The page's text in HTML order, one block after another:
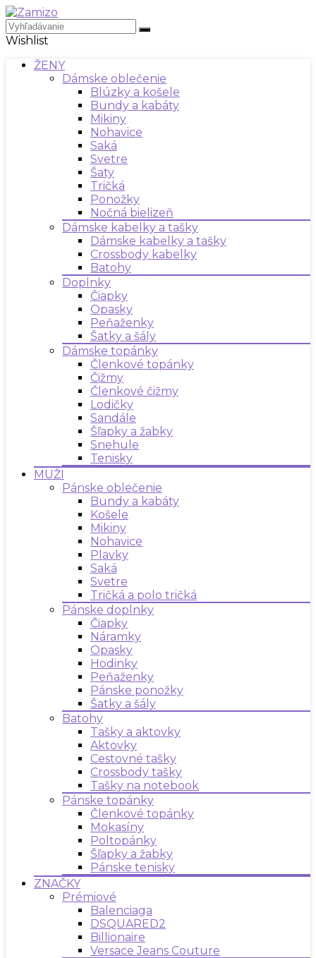
Wishlist
ŽENY
Dámske oblečenie
Blúzky a košele
Bundy a kabáty
Mikiny
Nohavice
Saká
Svetre
Šaty
Tričká
Ponožky
Nočná bielizeň
Dámske kabelky a tašky
Dámske kabelky a tašky
Crossbody kabelky
Batohy
Doplnky
Čiapky
Opasky
Peňaženky
Šatky a šály
Dámske topánky
Členkové topánky
Čižmy
Členkové čižmy
Lodičky
Sandále
Šľapky a žabky
Snehule
Tenisky
MUŽI
Pánske oblečenie
Bundy a kabáty
Košele
Mikiny
Nohavice
Plavky
Saká
Svetre
Tričká a polo tričká
Pánske doplnky
Čiapky
Náramky
Opasky
Hodinky
Peňaženky
Pánske ponožky
Šatky a šály
Batohy
Tašky a aktovky
Aktovky
Cestovné tašky
Crossbody tašky
Tašky na notebook
Pánske topánky
Členkové topánky
Mokasíny
Poltopánky
Šľapky a žabky
Pánske tenisky
ZNAČKY
Prémiové
Balenciaga
DSQUARED2
Billionaire
Versace Jeans Couture